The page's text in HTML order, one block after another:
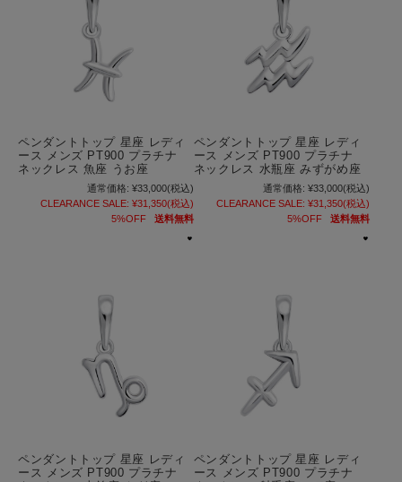
ペンダントトップ 星座 レディ
ース メンズ PT900 プラチナ
ネックレス 魚座 うお座
通常価格: ¥33,000(税込)
CLEARANCE SALE: ¥31,350(税込)
5%OFF
送料無料
ペンダントトップ 星座 レディ
ース メンズ PT900 プラチナ
ネックレス 水瓶座 みずがめ座
通常価格: ¥33,000(税込)
CLEARANCE SALE: ¥31,350(税込)
5%OFF
送料無料
ペンダントトップ 星座 レディ
ース メンズ PT900 プラチナ
ペンダントトップ 星座 レディ
ース メンズ PT900 プラチナ